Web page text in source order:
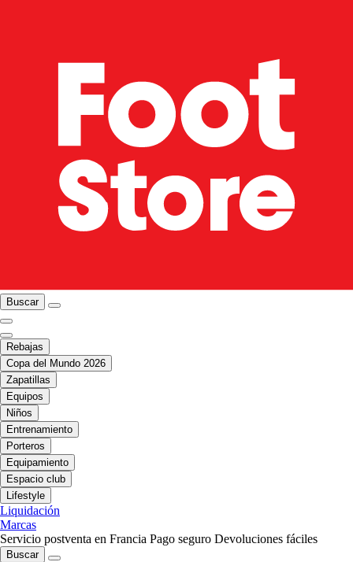
Buscar
Rebajas
Copa del Mundo 2026
Zapatillas
Equipos
Niños
Entrenamiento
Porteros
Equipamiento
Espacio club
Lifestyle
Liquidación
Marcas
Servicio postventa en Francia Pago seguro Devoluciones fáciles
Buscar